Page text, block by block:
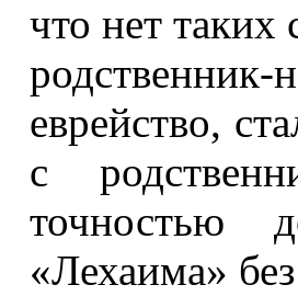
что нет таких
еврейство,
с
точностью
«Лехаима»